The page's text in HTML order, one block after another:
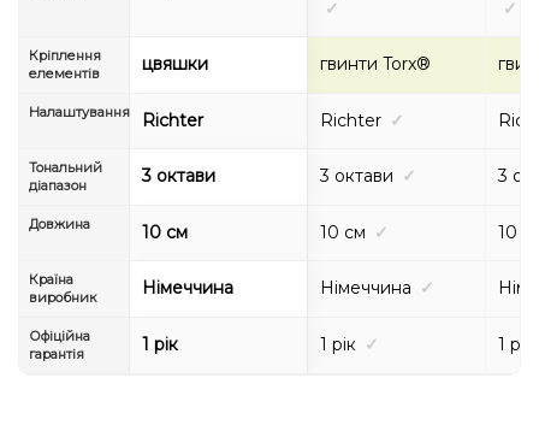
✓
✓
Кріплення
елементів
цвяшки гвинти Torx®
Налаштування Richter Richter ✓
Тональний
діапазон
3 октави 3 октави ✓ 3
Довжина 10 см 10 см ✓ 10
Країна
виробник
Німеччина Німеччина ✓
Офіційна
гарантія
1 рік 1 рік ✓ 1 рік